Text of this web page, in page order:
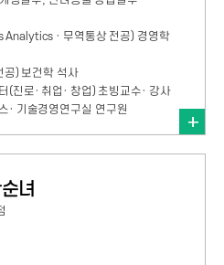
Analytics · 무역통상 전공) 경영학
공) 보건학 석사
(진로· 취업· 창업) 초빙교수· 강사
· 기술경영연구실 연구원
녀